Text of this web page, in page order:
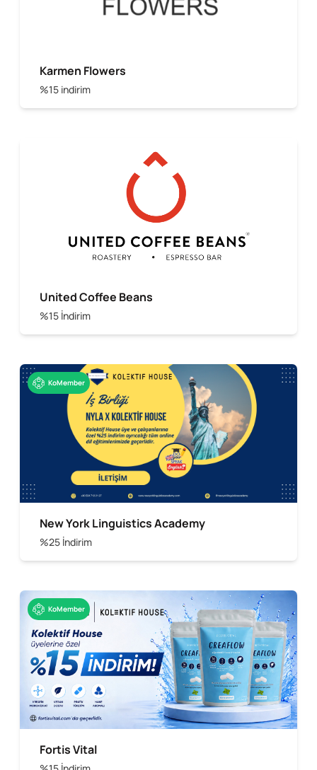
Karmen Flowers
%15 indirim
United Coffee Beans
%15 İndirim
KoMember
New York Linguistics Academy
%25 İndirim
KoMember
Fortis Vital